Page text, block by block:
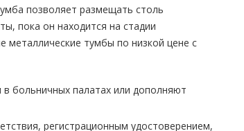
позволяет размещать столь
пока он находится на стадии
металлические тумбы по низкой цене с
больничных палатах или дополняют
регистрационным удостоверением,